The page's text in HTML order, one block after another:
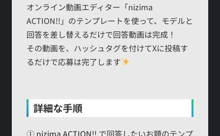
オンライン動画エディター「nizima
ACTION!!」のテンプレートを使って、モデルと
回答を差し替えるだけで回答動画は完成！
その動画を、ハッシュタグを付けてXに投稿す
るだけで応募は完了します
詳細な手順
① nizima ACTION!! で回答したいお題のテンプ